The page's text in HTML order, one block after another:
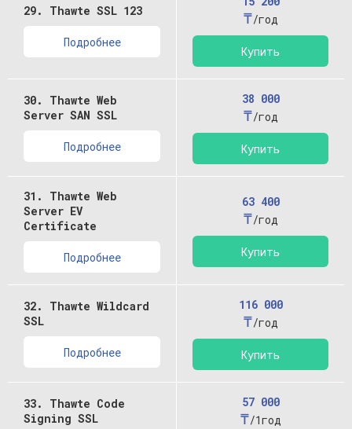
29. Thawte SSL 123
Подробнее
₸/год
Купить
30. Thawte Web
Server SAN SSL
Подробнее
38 000
₸/год
Купить
31. Thawte Web
Server EV
Certificate
Подробнее
63 400
₸/год
Купить
32. Thawte Wildcard
SSL
Подробнее
116 000
₸/год
Купить
33. Thawte Code
Signing SSL
57 000
₸/1год